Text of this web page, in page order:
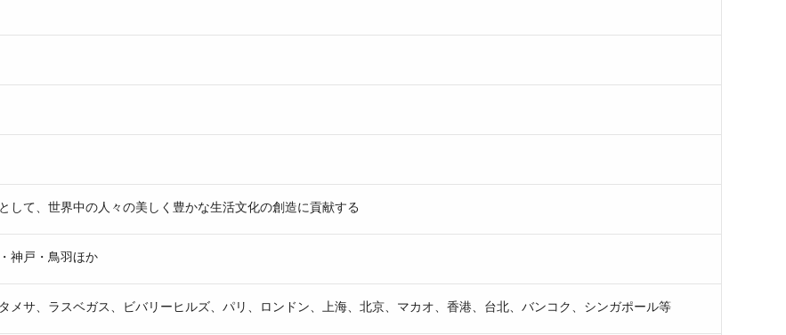
して、世界中の人々の美しく豊かな生活文化の創造に貢献する
神戸・鳥羽ほか
メサ、ラスベガス、ビバリーヒルズ、パリ、ロンドン、上海、北京、マカオ、香港、台北、バンコク、シンガポール等